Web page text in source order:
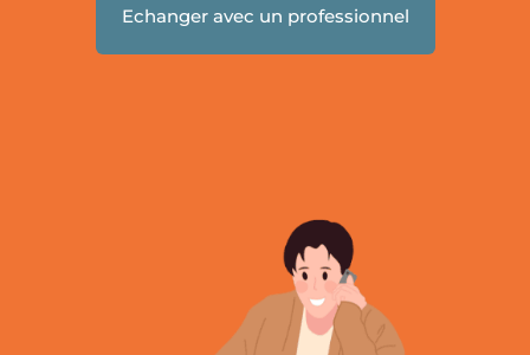
Echanger avec un professionnel